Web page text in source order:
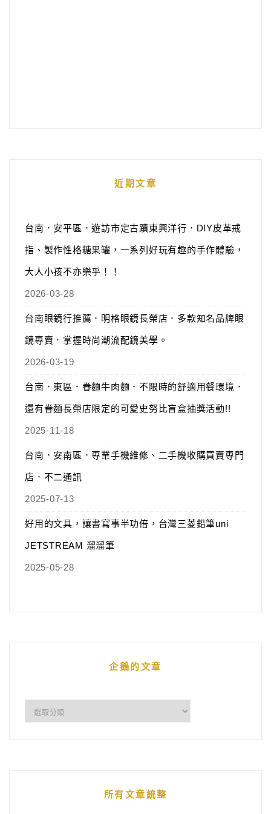
近期文章
台南．安平區．遊訪市定古蹟東興洋行．DIY皮革戒
指、製作性格糖果罐，一系列好玩有趣的手作體驗，
大人小孩不亦樂乎！！
2026-03-28
台南眼鏡行推薦．明格眼鏡長榮店．多款知名品牌眼
鏡專賣．掌握時尚潮流配鏡美學。
2026-03-19
台南．東區．眷麵牛肉麵．不限時的舒適用餐環境．
還有眷麵長榮店限定的可愛史努比盲盒抽獎活動!!
2025-11-18
台南．安南區．專業手機維修、二手機收購買賣專門
店．不二通訊
2025-07-13
好用的文具，讓書寫事半功倍，台灣三菱鉛筆uni
JETSTREAM 溜溜筆
2025-05-28
企鵝的文章
所有文章統整